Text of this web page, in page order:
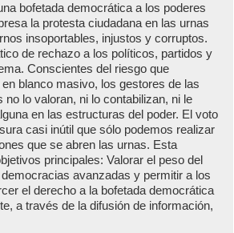
bofetada democrática a los poderes
la protesta ciudadana en las urnas
insoportables, injustos y corruptos.
de rechazo a los políticos, partidos y
Conscientes del riesgo que
blanco masivo, los gestores de las
lo valoran, ni lo contabilizan, ni le
en las estructuras del poder. El voto
casi inútil que sólo podemos realizar
que se abren las urnas. Esta
principales: Valorar el peso del
avanzadas y permitir a los
el derecho a la bofetada democrática
a través de la difusión de información,